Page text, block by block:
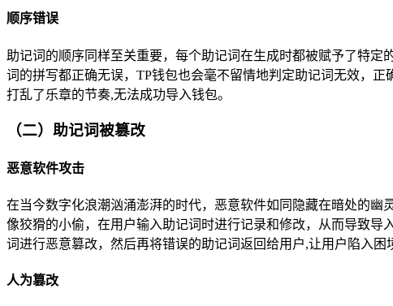
顺序错误
助记词的顺序同样至关重要，每个助记词在生成时都被赋予了特
词的拼写都正确无误，TP钱包也会毫不留情地判定助记词无效，正确
打乱了乐章的节奏,无法成功导入钱包。
（二）助记词被篡改
恶意软件攻击
在当今数字化浪潮汹涌澎湃的时代，恶意软件如同隐藏在暗处的
像狡猾的小偷，在用户输入助记词时进行记录和修改，从而导致
词进行恶意篡改，然后再将错误的助记词返回给用户,让用户陷入困
人为篡改